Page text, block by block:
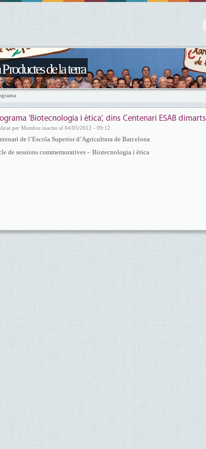
de la terra
'Biotecnologia i ètica', dins Centenari ESAB dimarts
per Membre inactiu el 04/05/2012 - 09:12
de l’Escola Superior d’Agricultura de Barcelona
de sessions commemoratives - Biotecnologia i ètica